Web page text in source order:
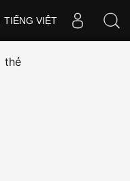
TIẾNG VIỆT
thẻ